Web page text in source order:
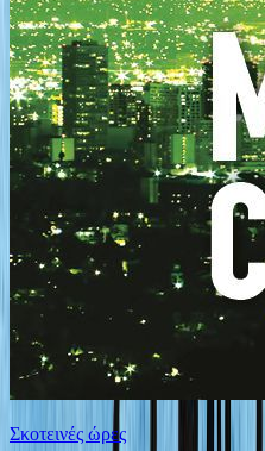
Σκοτεινές ώρες